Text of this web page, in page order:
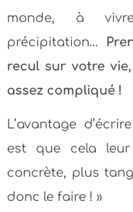
monde, à
précipitation…
recul sur votre vie,
assez compliqué !
L’avantage
est que cela
concrète, plus
donc le faire ! »